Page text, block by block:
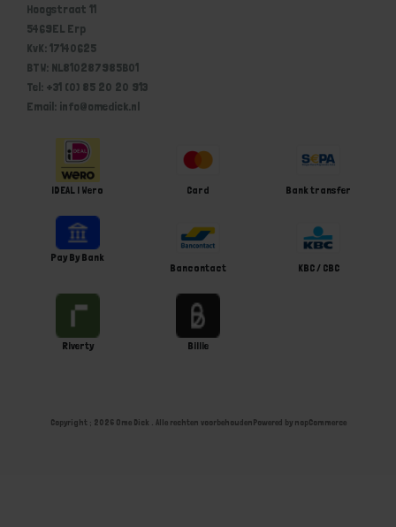
Hoogstraat 11
5469EL Erp
KvK: 17140625
BTW: NL810287985B01
Tel: +31 (0) 85 20 20 913
Email: info@omedick.nl
iDEAL | Wero Card Bank transfer
Pay By Bank
Bancontact
KBC / CBC
Riverty Billie
Copyright ; 2026 Ome Dick . Alle rechten voorbehoudenPowered by nopCommerce